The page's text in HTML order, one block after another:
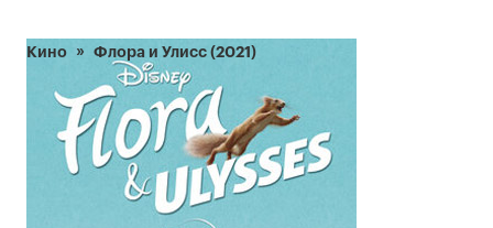
Кино Флора и Улисс (2021)